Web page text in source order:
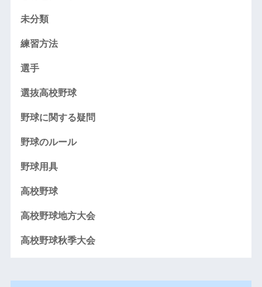
未分類
練習方法
選手
選抜高校野球
野球に関する疑問
野球のルール
野球用具
高校野球
高校野球地方大会
高校野球秋季大会